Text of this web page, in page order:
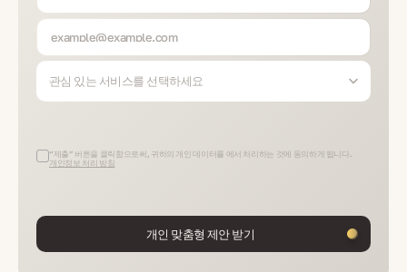
관심 있는 서비스를 선택하세요
“제출” 버튼을 클릭함으로써, 귀하의 개인 데이터를 에서 처리하는 것에 동의하게 됩니다.
개인정보 처리 방침
개인 맞춤형 제안 받기